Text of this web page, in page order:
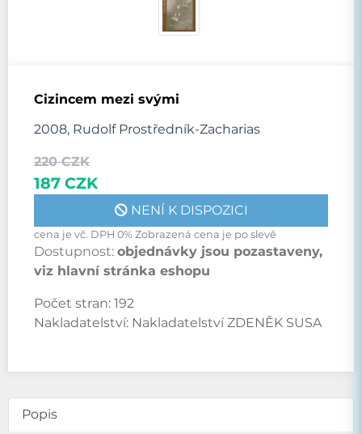
Cizincem mezi svými
2008, Rudolf Prostředník-Zacharias
220 CZK
187 CZK
NENÍ K DISPOZICI
cena je vč. DPH 0% Zobrazená cena je po slevě
Dostupnost: objednávky jsou pozastaveny,
viz hlavní stránka eshopu
Počet stran: 192
Nakladatelství: Nakladatelství ZDENĚK SUSA
Popis